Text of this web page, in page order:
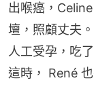
出喉癌，
壇，照顧丈夫
人工受孕，吃
這時， René